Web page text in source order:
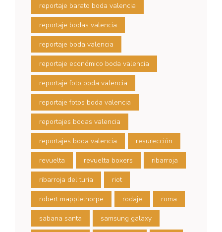
reportaje barato boda valencia
reportaje bodas valencia
reportaje boda valencia
reportaje económico boda valencia
reportaje foto boda valencia
reportaje fotos boda valencia
reportajes bodas valencia
reportajes boda valencia resurección
revuelta revuelta boxers ribarroja
ribarroja del turia riot
robert mapplethorpe rodaje roma
sabana santa samsung galaxy